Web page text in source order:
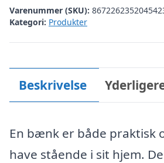
Varenummer (SKU):
Kategori: Produkter
Beskrivelse
En bænk er både praktisk
have stående i sit hjem.